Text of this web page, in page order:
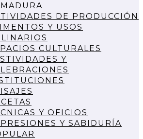
DE PRODUCCIÓN
Y USOS
CULTURALES
Y
Y OFICIOS
Y SABIDURÍA